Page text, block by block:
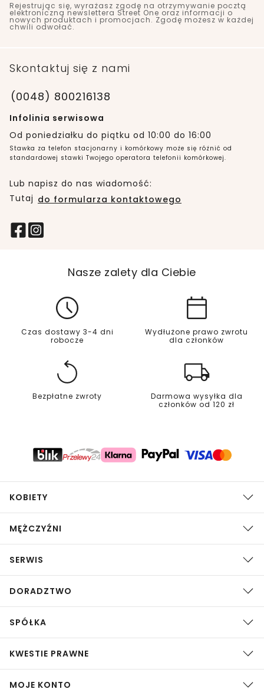
Rejestrując się, wyrażasz zgodę na otrzymywanie pocztą
elektroniczną newslettera Street One oraz informacji o
nowych produktach i promocjach. Zgodę możesz w każdej
chwili odwołać.
Skontaktuj się z nami
(0048) 800216138
Infolinia serwisowa
Od poniedziałku do piątku od 10:00 do 16:00
Stawka za telefon stacjonarny i komórkowy może się różnić od
standardowej stawki Twojego operatora telefonii komórkowej.
Lub napisz do nas wiadomość:
Tutaj do formularza kontaktowego
Nasze zalety dla Ciebie
Czas dostawy 3-4 dni
robocze
Wydłużone prawo zwrotu
dla członków
Bezpłatne zwroty
Darmowa wysyłka dla
członków od 120 zł
KOBIETY
MĘŻCZYŹNI
SERWIS
DORADZTWO
SPÓŁKA
KWESTIE PRAWNE
MOJE KONTO